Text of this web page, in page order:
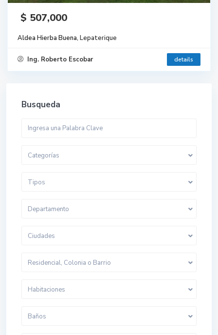
$ 507,000
Aldea Hierba Buena, Lepaterique
Ing. Roberto Escobar details
Busqueda
Categorías
Tipos
Departamento
Ciudades
Residencial, Colonia o Barrio
Habitaciones
Baños